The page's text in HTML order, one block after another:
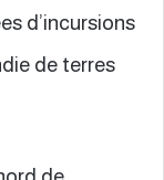
d’incursions
de terres